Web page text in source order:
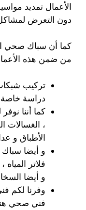
الأعمال تمديد
دون التعرض
كما أن سباك صحي
من ضمن هذه
تركيب
دراسة
كما أننا
، الغسالات
الأطباق و
و أيضا
فلاتر
و أيضا
وفرنا لكم
فني صحي